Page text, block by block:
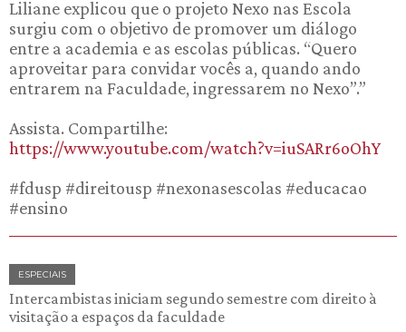
Liliane explicou que o projeto Nexo nas Escola
surgiu com o objetivo de promover um diálogo
entre a academia e as escolas públicas. “Quero
aproveitar para convidar vocês a, quando ando
entrarem na Faculdade, ingressarem no Nexo”.”
Assista. Compartilhe:
https://www.youtube.com/watch?v=iuSARr6oOhY
#fdusp #direitousp #nexonasescolas #educacao
#ensino
ESPECIAIS
Intercambistas iniciam segundo semestre com direito à
visitação a espaços da faculdade